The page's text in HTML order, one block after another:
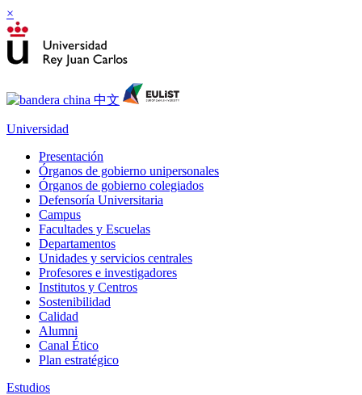
×
Universidad
Presentación
Órganos de gobierno unipersonales
Órganos de gobierno colegiados
Defensoría Universitaria
Campus
Facultades y Escuelas
Departamentos
Unidades y servicios centrales
Profesores e investigadores
Institutos y Centros
Sostenibilidad
Calidad
Alumni
Canal Ético
Plan estratégico
Estudios